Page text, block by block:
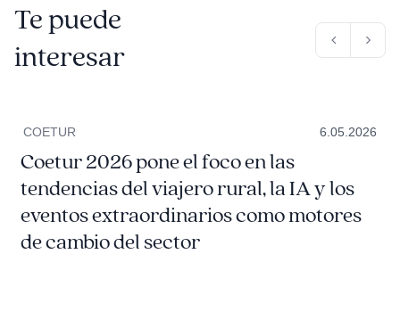
Te puede
interesar
COETUR 6.05.2026
Coetur 2026 pone el foco en las
tendencias del viajero rural, la IA y los
eventos extraordinarios como motores
de cambio del sector